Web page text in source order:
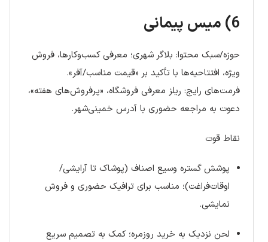
6) میس پیمانی
حوزه/سبک محتوا: بلاگر شهری؛ معرفی کسب‌وکارها، فروش
ویژه، افتتاحیه‌ها با تأکید بر «قیمت مناسب/آفر».
فرمت‌های رایج: ریلز معرفی فروشگاه، «پرفروش‌های هفته»،
دعوت به مراجعه حضوری با آدرس خمینی‌شهر.
نقاط قوت
پوشش گستره وسیع اصناف (پوشاک تا آرایشی/
اوقات‌فراغت)؛ مناسب برای ترافیک حضوری و فروش
نمایشی.
لحن نزدیک به خرید روزمره؛ کمک به تصمیم سریع